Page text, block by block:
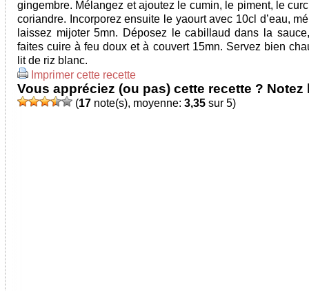
gingembre. Mélangez et ajoutez le cumin, le piment, le
coriandre. Incorporez ensuite le yaourt avec 10cl d’eau,
laissez mijoter 5mn. Déposez le cabillaud dans la
faites cuire à feu doux et à couvert 15mn. Servez bien
lit de riz blanc.
Imprimer cette recette
Vous appréciez (ou pas) cette recette ? Notez
(17 note(s), moyenne: 3,35 sur 5)